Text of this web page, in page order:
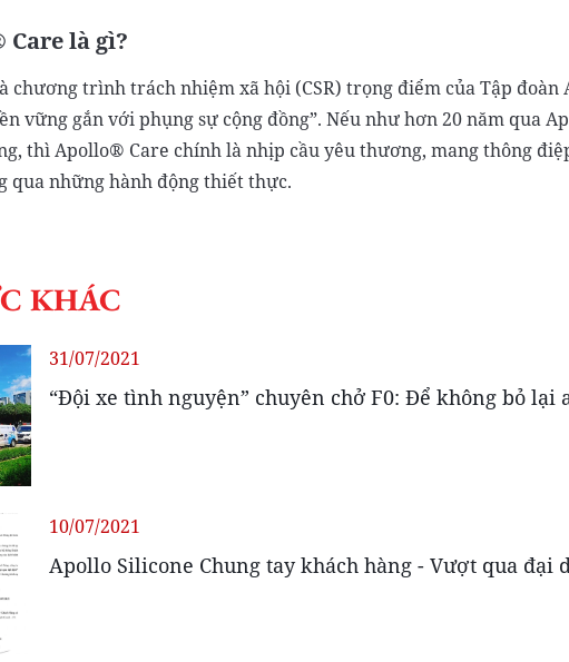
là gì?
chương trình trách nhiệm xã hội (CSR) trọng điểm của Tập
vững gắn với phụng sự cộng đồng”. Nếu như hơn 20 năm qua
thì Apollo® Care chính là nhịp cầu yêu thương, mang thông
qua những hành động thiết thực.
KHÁC
31/07/2021
“Đội xe tình nguyện” chuyên chở F0: Để không bỏ lại
10/07/2021
Apollo Silicone Chung tay khách hàng - Vượt qua đại